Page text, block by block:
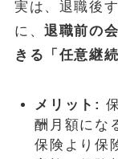
実は、退職後
に、退職前の
きる「任意継続
メリット:
酬月額にな
保険より保